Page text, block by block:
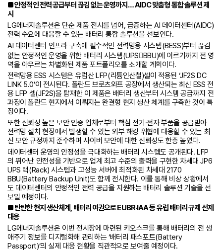
■ 안정적인 전력 공급부터 끊김 없는 운영까지… AIDC 맞춤형 통합 솔루션 제
시
LG에너지솔루션은 단순 제품 전시를 넘어, 급증하는 AI 데이터센터(AIDC)
전력 수요에 대응할 수 있는 배터리 통합 솔루션을 선보인다.
AI 데이터센터 인프라 구축에 필수적인 전력망용 시스템(BESS)부터 끊김
없는 안정적인 운영을 위한 배터리 시스템(UPSBBU)에 이르기까지 전 영
역을 아우르는 차별화된 제품 포트폴리오를 소개할 계획이다.
전력망용 ESS 시스템은 유럽산 LFP(리튬인산철)셀이 적용된 ‘JF2S DC
LINK 5.0’이 전시된다. 폴란드 브로츠와프 공장에서 생산되는 최신 ESS 전
용 LFP 셀(JF2S)을 탑재한 이 제품은 배터리 생산부터 시스템 공급까지 전
과정이 폴란드 현지에서 이뤄지는 완결형 현지 생산 체계를 구축한 것이 특
징이다.
또한 신뢰성 높은 보안 인증 업체로부터 핵심 전기·전자 부품을 공급받아
전력망 설치 현장에서 발생할 수 있는 외부 해킹 위협에 대응할 수 있는 최
신 보안 규정까지 준수하며 사이버 보안에 대한 신뢰성도 한층 높였다.
데이터센터 운영의 안정성을 극대화하는 배터리 시스템도 공개된다. LFP
의 뛰어난 안전성을 기반으로 업계 최고 수준의 출력을 구현한 차세대 JP6
UPS 랙(Rack) 시스템과 고성능 서버에 최적화된 차세대 2170
BBU(Battery Backup Unit)도 함께 전시한다. 이를 통해 비상 상황에서
도 데이터센터의 안정적인 전력 공급을 지원하는 배터리 솔루션 기술을 선
보일 예정이다.
■ 탄탄한 현지 생산체계, 배터리 여권으로 EUBR·IAA 등 유럽 배터리 규제 선제
대응
LG에너지솔루션은 이번 전시장에 마련된 키오스크를 통해 배터리의 전 생
애주기 정보를 디지털화해 관리하는 ‘배터리 패스포트(Battery
Passport)’의 실제 대응 현황을 직관적으로 보여줄 예정이다.